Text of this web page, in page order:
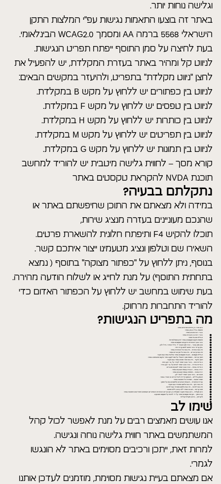
וגלישה נוחות יותר.
באתר זה בוצעו התאמות נגישות עפ"י המלצות התקן
הישראלי 5568 ברמה AA ומסמך WCAG2.0 הבינלאומי.
בעת לחיצה על סמן התוסף ייפתח תפריט הנגישות.
לניווט קל ומהיר באתר בעזרת המקלדת, יש להפעיל את
לחצן "ניווט מקלדת" בתפריט, ולהיעזר במקשים הבאים:
לניווט בין כפתורים יש ללחוץ על מקש B במקלדת.
לניווט בין טפסים יש ללחוץ על מקש F במקלדת.
לניווט בין כותרות יש ללחוץ על מקש H במקלדת.
לניווט בין תפריטים יש ללחוץ על מקש M במקלדת.
לניווט בין תמונות יש ללחוץ על מקש G במקלדת.
קורא מסך – לחווית גלישה מיטבית יש להוריד למחשב
תוכנת NVDA להקראת טקסטים באתר
נתקלתם בבעיה?
במידה ולא מצאתם את התוכן שחיפשתם באתר או
שהנכם מעוניינים בעזרה מנציג שירות,
תוכלו להקיש F4 ותיפתח חלונית להשארת פרטים.
השאירו שם וטלפון ונציג מטעמינו ייצור איתכם קשר.
בנוסף, ניתן ללחוץ על "כפתור מצוקה" בתוסף ( נמצא
בתחתית התוסף) על מנת לחייג או לשלוח הודעה מהירה.
בעת שימוש במחשב יש ללחוץ על הכפתור האדום כדי
להוריד התחברות מרחוק.
מה בתפריט הנגישות?
ניווט מהיר בין הדפים המרכזים באתר.
התאמת גודל הגופן באתר.
שינויי רווח התווים באתר.
שינויי רווח בין השורות באתר.
הגדלת תצוגת האתר.
התאמת מיקום הטקסטים באתר (ימין/שמאל/מרכז).
שינוי צבעי הכותרות/ הרקעים/ הטקסטים באתר.
צבע סמן עכבר – שינוי סמן העכבר ל: גדול ושחור/ גדול ולבן.
גופן קריא- שינוי הפונט לפונט קריא יותר.
הדגשת כותרות – הדגשת כול הכותרות באתר.
הדגשת קישורים – הדגשת כל הקישורים באתר.
הגדלת טקסטים – הצגת הטקסטים באתר בחלונית צפה בעת מעבר.
תומך קריאה – הוספת סמן וירטואלי על מנת לעקוב אחרי מיקום המשתמש באתר.
תומך מיקוד – הדגשת אזור מסוים באתר בעת מעבר.
ניגודיות כהה – שינויי צבעי האתר לבהיר על גבי רקע כהה.
ניגודיות בהירה – שינוי צבעי האתר לכהים על גבי רקע בהיר.
ניגודיות גבוהה – שינוי צבעי האתר לצבעים מנוגדים.
רוויה גבוהה – הגברת עוצמת הצבעים באתר.
רוויה נמוכה – הפחתת עוצמת הצבעים באתר.
מונוכרום – שינוי צבעי האתר לשחר לבן.
השתק צלילים – השתקה מיידית לכול הוידאו או האודיו באתר.
הסתר תמונות – הסתרת כול התמונות באתר.
עצירת אנימציות – השבתת הבהובים ואלמנטים נעים על המסך.
הדגשת רחף – הדגשת אלמנט ספציפי בעת מעבר.
הדגשת לחיצה – הדגשת אלמנט ספציפי בעת לחיצה.
מצב קריאה – תצוגת האתר ללא עיצוב וללא תמונות.
ניווט מקלדת – ניווט בעזרת מקשי המקלדת בין הקישורים/ הכותרות/ הכפתורים/ הטפסים/ התפריטים/ התמונות באתר.
קורא מסך – הקראת טקסטים באתר על ידי לחיצה על הטקסט המבוקש.
מיקרופון – ביצוע פקודות קוליות
שימו לב
אנו עושים מאמצים רבים על מנת לאפשר לכול קהל
המשתמשים באתר חווית גלישה נוחה ונגישה.
למרות זאת, ייתכן ורכיבים מסוימים באתר לא הונגשו
לגמרי.
אם מצאתם בעיית נגישות מסוימת, מוזמנים לעדכן אותנו